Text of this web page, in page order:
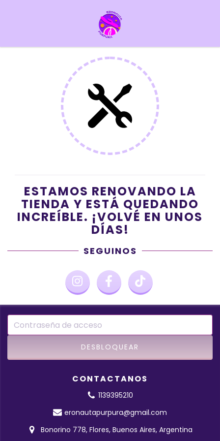
ESTAMOS RENOVANDO LA
TIENDA Y ESTÁ QUEDANDO
INCREÍBLE. ¡VOLVÉ EN UNOS
DÍAS!
SEGUINOS
CONTACTANOS
1139395210
eronautapurpura@gmail.com
Bonorino 778, Flores, Buenos Aires, Argentina